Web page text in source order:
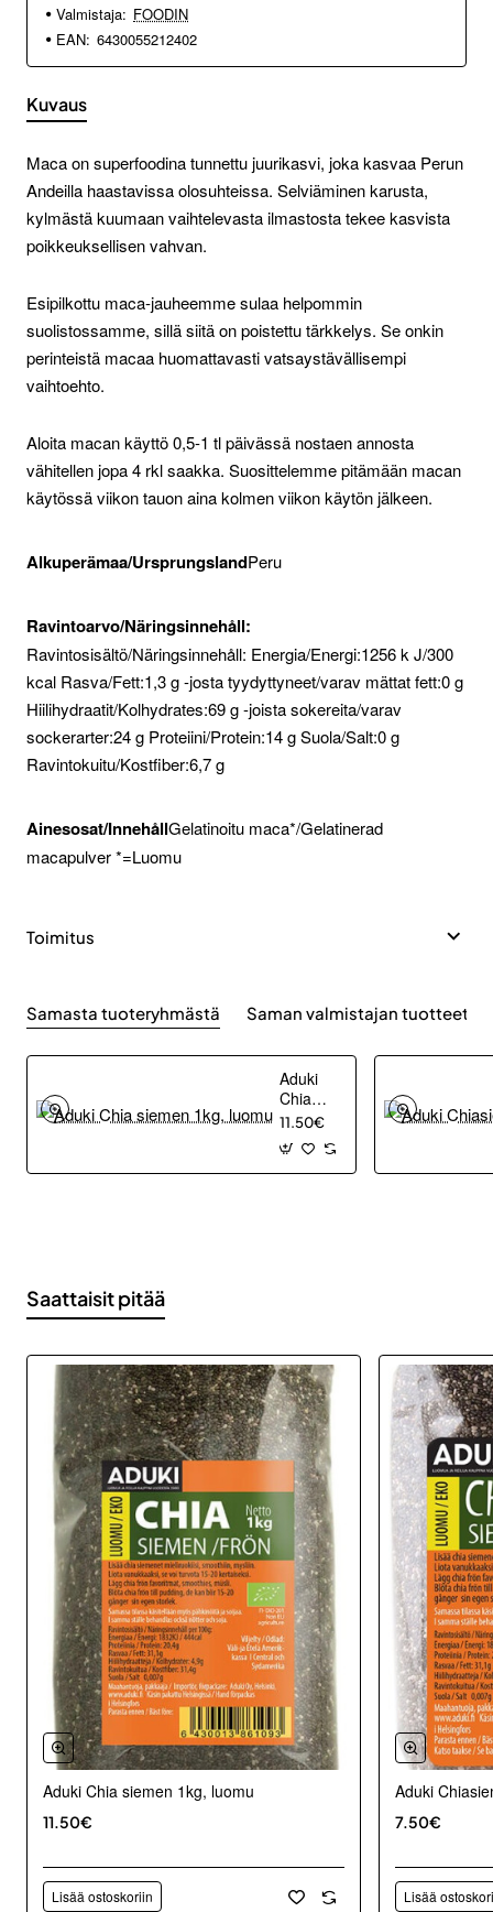
Valmistaja: FOODIN
EAN: 6430055212402
Kuvaus
Maca on superfoodina tunnettu juurikasvi, joka kasvaa Perun
Andeilla haastavissa olosuhteissa. Selviäminen karusta,
kylmästä kuumaan vaihtelevasta ilmastosta tekee kasvista
poikkeuksellisen vahvan.
Esipilkottu maca-jauheemme sulaa helpommin
suolistossamme, sillä siitä on poistettu tärkkelys. Se onkin
perinteistä macaa huomattavasti vatsaystävällisempi
vaihtoehto.
Aloita macan käyttö 0,5-1 tl päivässä nostaen annosta
vähitellen jopa 4 rkl saakka. Suosittelemme pitämään macan
käytössä viikon tauon aina kolmen viikon käytön jälkeen.
Alkuperämaa/UrsprungslandPeru
Ravintoarvo/Näringsinnehåll:
Ravintosisältö/Näringsinnehåll: Energia/Energi:1256 k J/300
kcal Rasva/Fett:1,3 g -josta tyydyttyneet/varav mättat fett:0 g
Hiilihydraatit/Kolhydrates:69 g -joista sokereita/varav
sockerarter:24 g Proteiini/Protein:14 g Suola/Salt:0 g
Ravintokuitu/Kostfiber:6,7 g
Ainesosat/InnehållGelatinoitu maca*/Gelatinerad
macapulver *=Luomu
Toimitus
Samasta tuoteryhmästä Saman valmistajan tuotteet
Aduki
Chia
siemen
1kg,
luomu
11.50€
Saattaisit pitää
Aduki Chia siemen 1kg, luomu
11.50€
Lisää ostoskoriin
Aduki
7.50€
Lisää